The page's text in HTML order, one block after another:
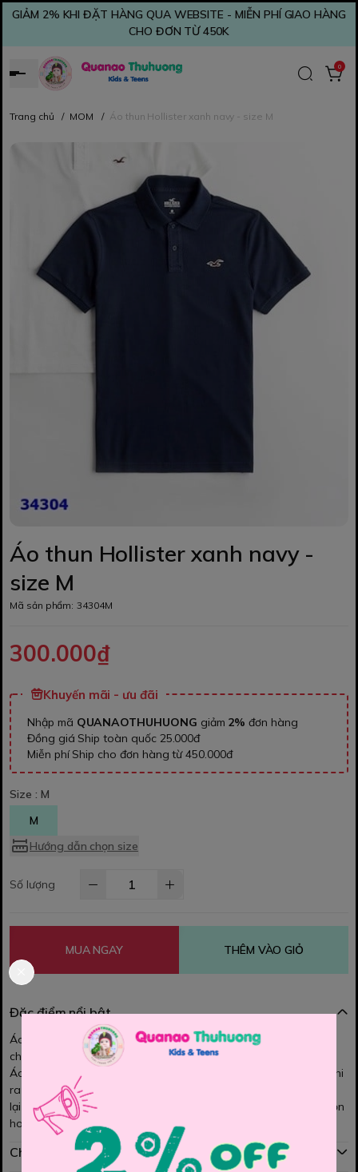
GIẢM 2% KHI ĐẶT HÀNG QUA WEBSITE - MIỄN PHÍ GIAO HÀNG
CHO ĐƠN TỪ 450K
0
Trang chủ / MOM / Áo thun Hollister xanh navy - size M
Áo thun Hollister xanh navy -
size M
Mã sản phẩm: 34304M
300.000₫
Khuyến mãi - ưu đãi
Nhập mã QUANAOTHUHUONG giảm 2% đơn hàng
Đồng giá Ship toàn quốc 25.000đ
Miễn phí Ship cho đơn hàng từ 450.000đ
Size : M
M
Hướng dẫn chọn size
Số lượng
MUA NGAY THÊM VÀO GIỎ
Đặc điểm nổi bật
Áo thun Hollister Chất vải thun cá sấu mềm mát, co dãn 4
chiều, thấm hút mồ hôi , để bạn vận động một cách thoải mái.
Áo thun trơn đơn giản, dễ mặc dễ phối đồ, giúp bạn luôn tự tin khi
ra đường.
lại dễ dàng phối hợp với quần jeans, kaki, short,... một sự lựa chọn
hoàn hảo!
Chính sách mua hàng